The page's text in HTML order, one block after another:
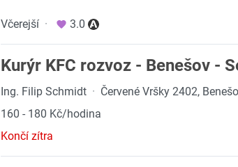
Včerejší · 3.0
Kurýr KFC rozvoz - Benešov -
Ing. Filip Schmidt · Červené Vršky 2402,
160 - 180 Kč/hodina
Končí zítra